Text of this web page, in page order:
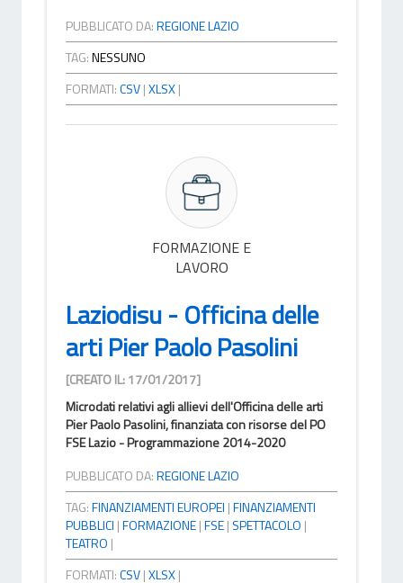
PUBBLICATO DA:REGIONE LAZIO
TAG:NESSUNO
FORMATI:CSV|XLSX|
FORMAZIONE E
LAVORO
Laziodisu - Officina delle
arti Pier Paolo Pasolini
[CREATO IL: 17/01/2017]
Microdati relativi agli allievi dell'Officina delle arti
Pier Paolo Pasolini, finanziata con risorse del PO
FSE Lazio - Programmazione 2014-2020
PUBBLICATO DA:REGIONE LAZIO
TAG:FINANZIAMENTI EUROPEI |FINANZIAMENTI
PUBBLICI |FORMAZIONE|FSE| SPETTACOLO |
TEATRO |
FORMATI:CSV|XLSX|